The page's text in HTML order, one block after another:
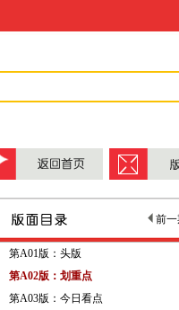
前一
第A01版：头版
第A02版：划重点
第A03版：今日看点